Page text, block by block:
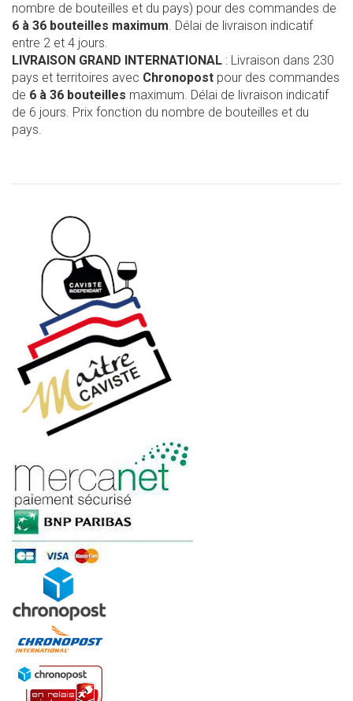
nombre de bouteilles et du pays) pour des commandes de
6 à 36 bouteilles maximum. Délai de livraison indicatif
entre 2 et 4 jours.
LIVRAISON GRAND INTERNATIONAL : Livraison dans 230
pays et territoires avec Chronopost pour des commandes
de 6 à 36 bouteilles maximum. Délai de livraison indicatif
de 6 jours. Prix fonction du nombre de bouteilles et du
pays.